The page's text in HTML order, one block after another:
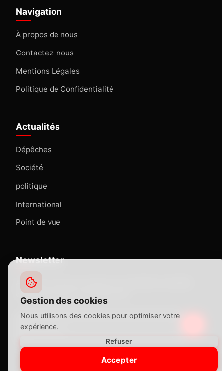
Navigation
À propos de nous
Contactez-nous
Mentions Légales
Politique de Confidentialité
Actualités
Dépêches
Société
politique
International
Point de vue
Newsletter
Abonnez-vous pour recevoir nos dernières actualités
© 2025 le courrier du cameroun. Tous droits réservés.
Gestion des cookies
Nous utilisons des cookies pour optimiser votre
expérience.
Refuser
Accepter